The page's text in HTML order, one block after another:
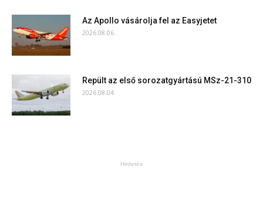
Az Apollo vásárolja fel az Easyjetet
2026.08.06.
Repült az első sorozatgyártású MSz-21-310
2026.08.04.
Hirdetés